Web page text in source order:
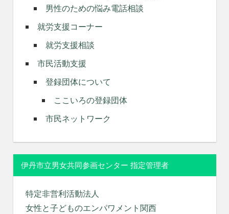
男性のための悩み電話相談
就労支援コーナー
就労支援相談
市民活動支援
登録団体について
ここいろの登録団体
市民ネットワーク
伊丹市立男女共同参画センター 指定管理者
特定非営利活動法人
女性と子どものエンパワメント関西